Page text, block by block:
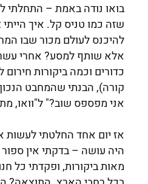
בואו נודה באמת –
שזה כמו טניס קל. איך
להיכנס לעולם מכור שבו
אלא שותף למסע? אחרי
כדורים וכמה ביקורות חירום
קורה), הבנתי שהמחבט
אני מפספס שוב?" ל"וואו,
אז יום אחד החלטתי לעשות
היה עושה – בדקתי אין
מאות ביקורות, ופקדתי כל